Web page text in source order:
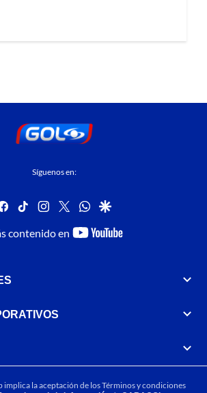
Síguenos en:
facebook
tiktok instagram
twitterwhatsapp
google
contenido en
youtube-
implica la aceptación de losTérminos y condiciones